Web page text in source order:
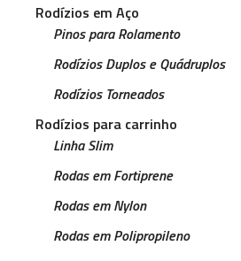
Rodízios em Aço
Pinos para Rolamento
Rodízios Duplos e Quádruplos
Rodízios Torneados
Rodízios para carrinho
Linha Slim
Rodas em Fortiprene
Rodas em Nylon
Rodas em Polipropileno